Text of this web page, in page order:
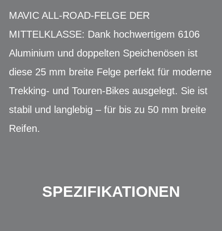
MAVIC ALL-ROAD-FELGE DER
MITTELKLASSE: Dank hochwertigem 6106
Aluminium und doppelten Speichenösen ist
diese 25 mm breite Felge perfekt für moderne
Trekking- und Touren-Bikes ausgelegt. Sie ist
stabil und langlebig – für bis zu 50 mm breite
Reifen.
SPEZIFIKATIONEN